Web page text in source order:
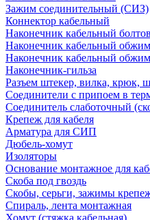
Зажим соединительный (СИЗ)
Коннектор кабельный
Наконечник кабельный
Наконечник кабельный
Наконечник кабельный
Наконечник-гильза
Разъем штекер, вилка, крюк,
Соединители с припоем в
Соединитель слаботочный
Крепеж для кабеля
Арматура для СИП
Дюбель-хомут
Изоляторы
Основание монтажное для
Скоба под гвоздь
Скобы, серьги, зажимы
Спираль, лента монтажная
Хомут (стяжка кабельная)